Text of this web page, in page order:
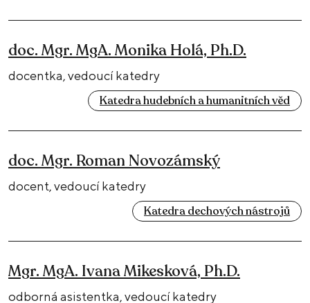
doc. Mgr. MgA. Monika Holá, Ph.D.
docentka, vedoucí katedry
Katedra hudebních a humanitních věd
doc. Mgr. Roman Novozámský
docent, vedoucí katedry
Katedra dechových nástrojů
Mgr. MgA. Ivana Mikesková, Ph.D.
odborná asistentka, vedoucí katedry